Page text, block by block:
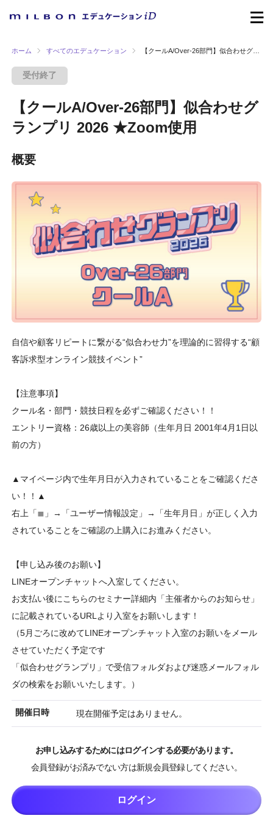
ホーム すべてのエデュケーション 【クールA/Over-26部門】似合わせグランプリ 2026 ★Zoom使用
受付終了
【クールA/Over-26部門】似合わせグ
ランプリ 2026 ★Zoom使用
概要
自信や顧客リピートに繋がる“似合わせ力”を理論的に習得する“顧
客訴求型オンライン競技イベント”
【注意事項】
クール名・部門・競技日程を必ずご確認ください！！
エントリー資格：26歳以上の美容師（生年月日 2001年4月1日以
前の方）
▲マイページ内で生年月日が入力されていることをご確認くださ
い！！▲
右上「≣」→「ユーザー情報設定」→「生年月日」が正しく入力
されていることをご確認の上購入にお進みください。
【申し込み後のお願い】
LINEオープンチャットへ入室してください。
お支払い後にこちらのセミナー詳細内「主催者からのお知らせ」
に記載されているURLより入室をお願いします！
（5月ごろに改めてLINEオープンチャット入室のお願いをメール
させていただく予定です
「似合わせグランプリ」で受信フォルダおよび迷惑メールフォル
ダの検索をお願いいたします。）
開催日時 現在開催予定はありません。
お申し込みするためにはログインする必要があります。
会員登録がお済みでない方は新規会員登録してください。
ログイン